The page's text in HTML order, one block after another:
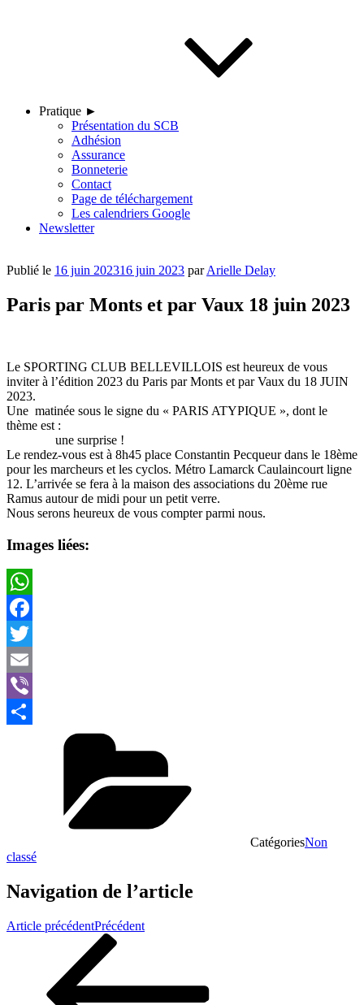
Pratique ►
Présentation du SCB
Adhésion
Assurance
Bonneterie
Contact
Page de téléchargement
Les calendriers Google
Newsletter
Publié le 16 juin 202316 juin 2023 parArielle Delay
Paris par Monts et par Vaux 18 juin 2023
Le SPORTING CLUB BELLEVILLOIS est heureux de vous
inviter à l’édition 2023 du Paris par Monts et par Vaux du 18 JUIN
2023.
Une matinée sous le signe du « PARIS ATYPIQUE », dont le
thème est :
une surprise !
Le rendez-vous est à 8h45 place Constantin Pecqueur dans le 18ème
pour les marcheurs et les cyclos. Métro Lamarck Caulaincourt ligne
12. L’arrivée se fera à la maison des associations du 20ème rue
Ramus autour de midi pour un petit verre.
Nous serons heureux de vous compter parmi nous.
Images liées:
WhatsApp
Facebook
Twitter
Email
Viber
CatégoriesNon
classé
Navigation de l’article
Article précédentPrécédent